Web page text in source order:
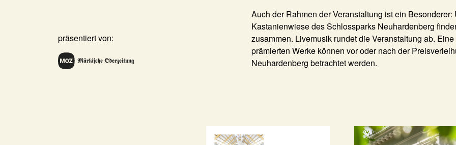
präsentiert von:
Auch der Rahmen der Veranstaltung ist ein
Kastanienwiese des Schlossparks Neuhardenberg
zusammen. Livemusik rundet die Veranstaltung ab.
prämierten Werke können vor oder nach der
Neuhardenberg betrachtet werden.